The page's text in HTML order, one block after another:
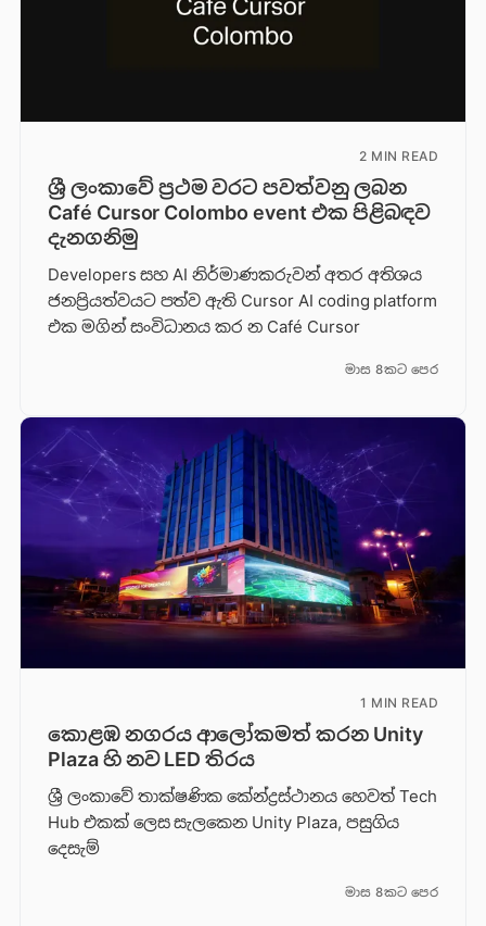
2 MIN READ
ශ්‍රී ලංකාවේ ප්‍රථම වරට පවත්වනු ලබන
Café Cursor Colombo event එක පිළිබඳව
දැනගනිමු
Developers සහ AI නිර්මාණකරුවන් අතර අතිශය
ජනප්‍රියත්වයට පත්ව ඇති Cursor AI coding platform
එක මගින් සංවිධානය කර න Café Cursor
මාස 8කට පෙර
1 MIN READ
කොළඹ නගරය ආලෝකමත් කරන Unity
Plaza හි නව LED තිරය
ශ්‍රී ලංකාවේ තාක්ෂණික කේන්ද්‍රස්ථානය හෙවත් Tech
Hub එකක් ලෙස සැලකෙන Unity Plaza, පසුගිය
දෙසැම්
මාස 8කට පෙර